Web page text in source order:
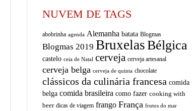
NUVEM DE TAGS
abobrinha agenda Alemanha batata Blogmas
Blogmas 2019 BruxelasBélgica
castelo ceia de Natal cerveja cerveja artesanal
cerveja belga cerveja de quinta chocolate
clássicos da culinária francesa comida
belga comida brasileira como fazer cooking with
beer dicas de viagem frango França frutos do mar